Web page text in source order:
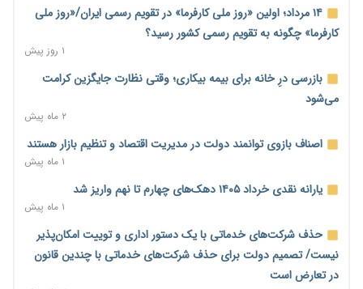
رئیس سازمان امور مالیاتی: بلاگرهای پردرآمد مشمول پرداخت
مالیات هستند
پیش‌بینی افزایش تولید برنج؛ نیاز وارداتی کشور به ۵۰۰ هزار تن
کاهش می‌یابد
امضای تفاهم‌نامه تجاری ایران و پاکستان؛ هدف‌گذاری تجارت ۱۰
اختیارات جدید گمرکات برای تمدید ورود موقت کالا و خودرو تا
پایان شهریور ابلاغ شد
۱۴ مرداد؛ اولین «روز ملی کارفرما» در تقویم رسمی ایران/«روز ملی
کارفرما» چگونه به تقویم رسمی کشور رسید؟
۱ روز پیش
بازرسی درِ خانه برای بیمه بیکاری؛ وقتی نظارت جایگزین کرامت
می‌شود
۲ ماه پیش
اصناف بازوی توانمند دولت در مدیریت اقتصاد و تنظیم بازار هستند
۱ ماه پیش
یارانه نقدی خرداد ۱۴۰۵ دهک‌های چهارم تا نهم واریز شد
۱ ماه پیش
حذف شرکت‌های خدماتی با یک دستور اداری و توییت امکان‌پذیر
نیست/ تصمیم دولت برای حذف شرکت‌های خدماتی با چندین قانون
در تعارض است